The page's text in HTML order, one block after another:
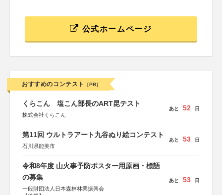
公式ホームページ
おすすめのコンテスト [PR]
くらこん 塩こん部長のART昆テスト
株式会社くらこん
あと 52 日
第11回 ウルトラアート九谷ぬり絵コンテスト
石川県能美市
あと 53 日
令和8年度 山火事予防ポスター用原画・標語
の募集
一般財団法人日本森林林業振興会
あと 53 日